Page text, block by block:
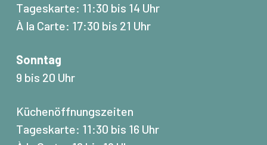
Tageskarte: 11:30 bis 14 Uhr
À la Carte: 17:30 bis 21 Uhr
Sonntag
9 bis 20 Uhr
Küchenöffnungszeiten
Tageskarte: 11:30 bis 16 Uhr